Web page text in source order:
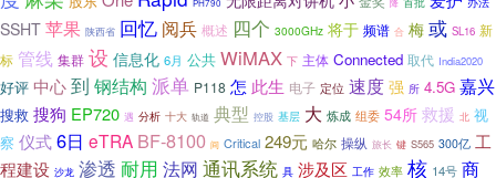
PH790
SSHT 苹果 陕西省 回忆 阅兵 概述 四个 3000GHz 将于 频谱 合 梅 或 SL16 新
标 管线 集群 设 信息化 6月 公共 WiMAX 下 主体 Connected 取代 India2020
好评 中心到 钢结构 派单 P118 怎 此生 电子 定位 速度 强 所 4.5G 嘉兴
搜救 搜狗 EP720 遇 分析 十大 轨道 典型 控股 基层 大 炼成 组委 54所 救援 北 视
察 仪式6日 eTRA BF-8100 间 Critical 249元 哈尔 操纵 旅长 键 S565 300亿 工
程建设 沙龙 渗透 耐用 法网 通讯系统 具 涉及区 工作 效率 核 14号 商